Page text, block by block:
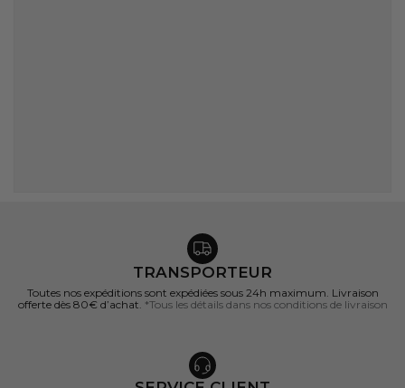
TRANSPORTEUR
Toutes nos expéditions sont expédiées sous 24h maximum. Livraison
offerte dès 80€ d’achat. *Tous les détails dans nos conditions de livraison